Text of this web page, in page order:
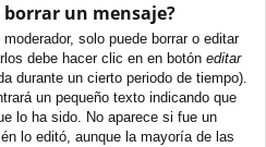
borrar un mensaje?
solo puede borrar o editar
debe hacer clic en en botón editar
durante un cierto periodo de tiempo).
un pequeño texto indicando que
lo ha sido. No aparece si fue un
lo editó, aunque la mayoría de las